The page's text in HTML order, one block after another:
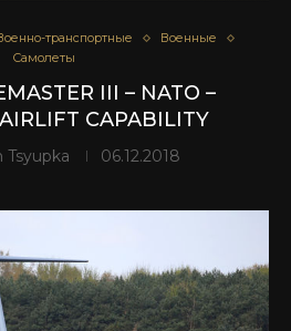
транспортные
Военные
Самолеты
III – NATO –
CAPABILITY
Tsyupka 06.12.2018